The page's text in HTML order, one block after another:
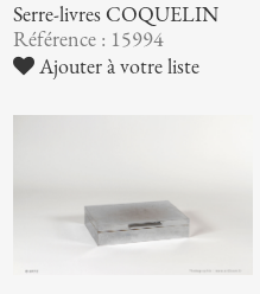
Serre-livres COQUELIN
Référence : 15994
Ajouter à votre liste